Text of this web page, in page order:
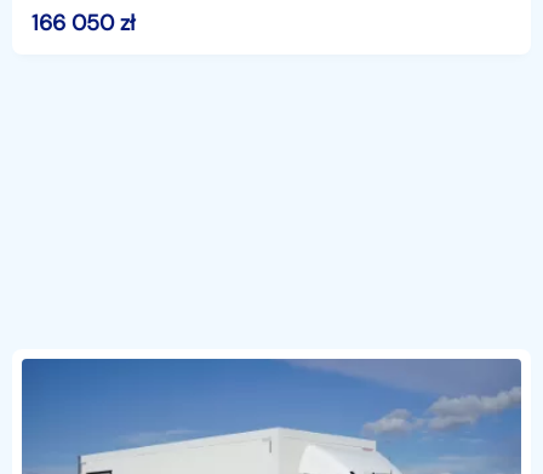
WMAN14ZZ4EY306934 KLIMA, ABS, SKRZYNIA BIEGÓW
AUTOMA
166 050zł